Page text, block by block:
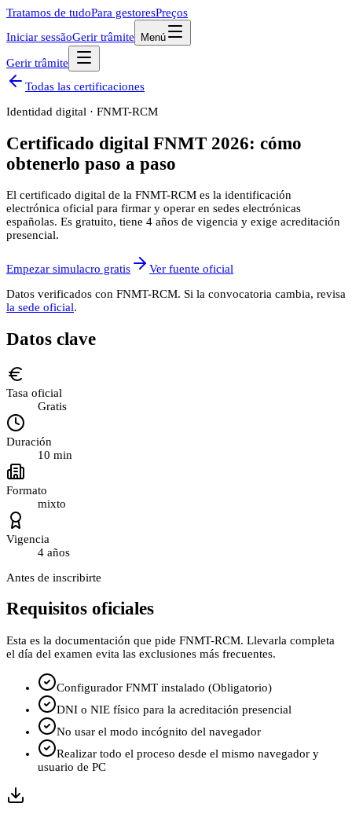
Tratamos de tudoPara gestoresPreços
Iniciar sessãoGerir trâmite Menú
Gerir trâmite
Todas las certificaciones
Identidad digital · FNMT-RCM
Certificado digital FNMT 2026: cómo
obtenerlo paso a paso
El certificado digital de la FNMT-RCM es la identificación
electrónica oficial para firmar y operar en sedes electrónicas
españolas. Es gratuito, tiene 4 años de vigencia y exige acreditación
presencial.
Empezar simulacro gratis
Ver fuente oficial
Datos verificados con FNMT-RCM. Si la convocatoria cambia, revisa
la sede oficial.
Datos clave
Tasa oficial
Gratis
Duración
10 min
Formato
mixto
Vigencia
4 años
Antes de inscribirte
Requisitos oficiales
Esta es la documentación que pide FNMT-RCM. Llevarla completa
el día del examen evita las exclusiones más frecuentes.
Configurador FNMT instalado (Obligatorio)
DNI o NIE físico para la acreditación presencial
No usar el modo incógnito del navegador
Realizar todo el proceso desde el mismo navegador y
usuario de PC